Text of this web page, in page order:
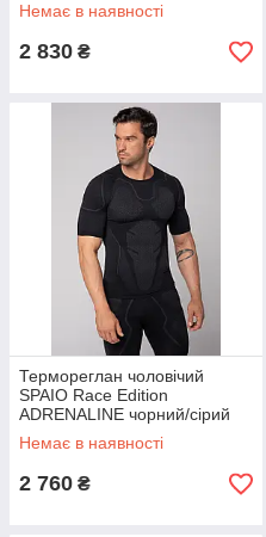
Немає в наявності
2 830 ₴
Термореглан чоловічий
SPAIO Race Edition
ADRENALINE чорний/сірий
XL (5901282472415)
Немає в наявності
2 760 ₴